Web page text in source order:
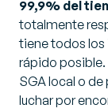
99,9% del
totalmente
tiene todos los
rápido posible.
SGA local o
luchar por